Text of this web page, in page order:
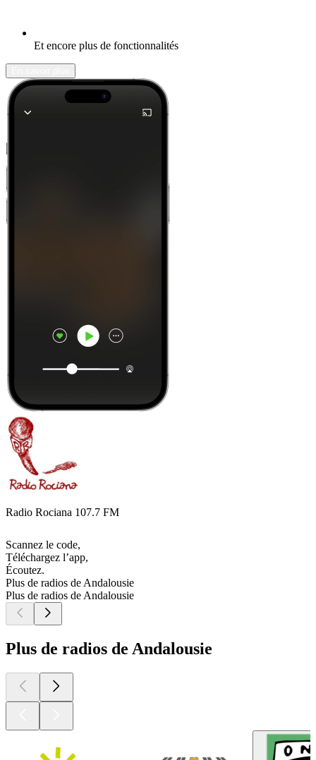
Et encore plus de fonctionnalités
Radio Rociana 107.7 FM
Scannez le code,
Téléchargez l’app,
Écoutez.
Plus de radios de Andalousie
Plus de radios de Andalousie
Plus de radios de Andalousie